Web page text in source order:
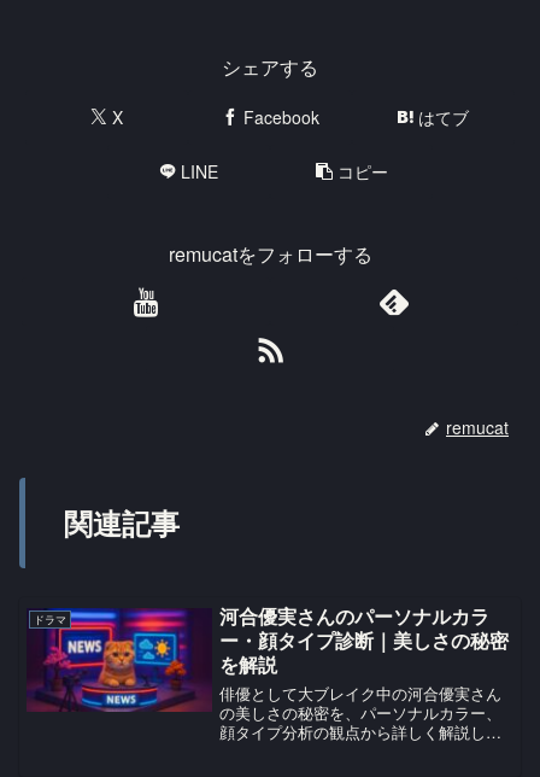
シェアする
X Facebook はてブ
LINE コピー
remucatをフォローする
remucat
関連記事
ドラマ
河合優実さんのパーソナルカラ
ー・顔タイプ診断｜美しさの秘密
を解説
俳優として大ブレイク中の河合優実さん
の美しさの秘密を、パーソナルカラー、
顔タイプ分析の観点から詳しく解説しま